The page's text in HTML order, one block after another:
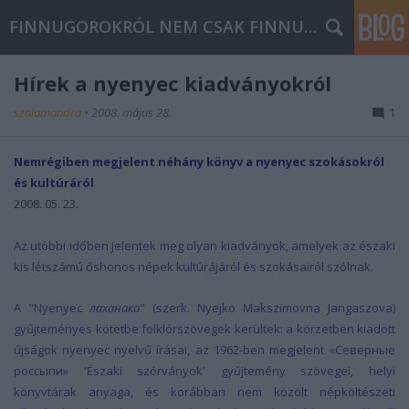
FINNUGOROKRÓL NEM CSAK FINNUGOROKNAK
Hírek a nyenyec kiadványokról
szalamandra • 2008. május 28. 1
Nemrégiben megjelent néhány könyv a nyenyec szokásokról
és kultúráról
2008. 05. 23.
Az utóbbi időben jelentek meg olyan kiadványok, amelyek az északi
kis létszámú őshonos népek kultúrájáról és szokásairól szólnak.
A "Nyenyecлаханако" (szerk. Nyejko Makszimovna Jangaszova)
gyűjteményes kötetbe folklórszövegek kerültek: a körzetben kiadott
újságok nyenyec nyelvű írásai, az 1962-ben megjelent «Северные
россыпи» 'Északi szórványok' gyűjtemény szövegei, helyi
könyvtárak anyaga, és korábban nem közölt népköltészeti